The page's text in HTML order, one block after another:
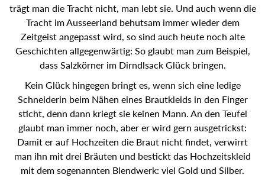
trägt man die Tracht nicht, man lebt sie. Und auch wenn die
Tracht im Ausseerland behutsam immer wieder dem
Zeitgeist angepasst wird, so sind auch heute noch alte
Geschichten allgegenwärtig: So glaubt man zum Beispiel,
dass Salzkörner im Dirndlsack Glück bringen.
Kein Glück hingegen bringt es, wenn sich eine ledige
Schneiderin beim Nähen eines Brautkleids in den Finger
sticht, denn dann kriegt sie keinen Mann. An den Teufel
glaubt man immer noch, aber er wird gern ausgetrickst:
Damit er auf Hochzeiten die Braut nicht findet, verwirrt
man ihn mit drei Bräuten und bestickt das Hochzeitskleid
mit dem sogenannten Blendwerk: viel Gold und Silber.